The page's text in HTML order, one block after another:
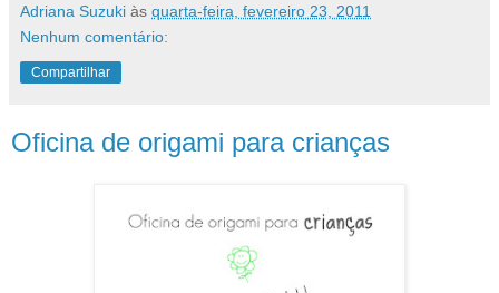
Adriana Suzuki às quarta-feira, fevereiro 23, 2011
Nenhum comentário:
Compartilhar
Oficina de origami para crianças